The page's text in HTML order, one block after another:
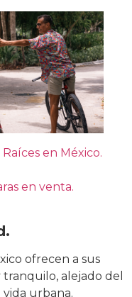
en México.
en venta.
ofrecen a sus
alejado del
urbana.